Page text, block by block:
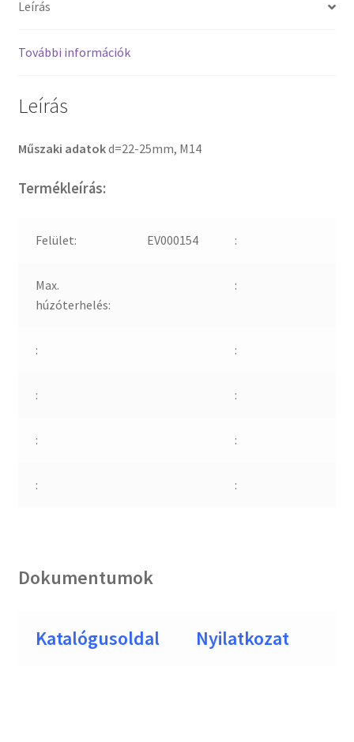
Leírás
További információk
Leírás
Műszaki adatokd=22-25mm, M14
Termékleírás:
Felület: EV000154 :
Max.
húzóterhelés:
:
: :
: :
: :
: :
Dokumentumok
Katalógusoldal Nyilatkozat